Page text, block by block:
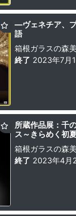
—ヴェネチア、
語
箱根ガラスの森
終了 2023年7月
所蔵作品展：千
ス～きらめく初
箱根ガラスの森
終了 2023年4月